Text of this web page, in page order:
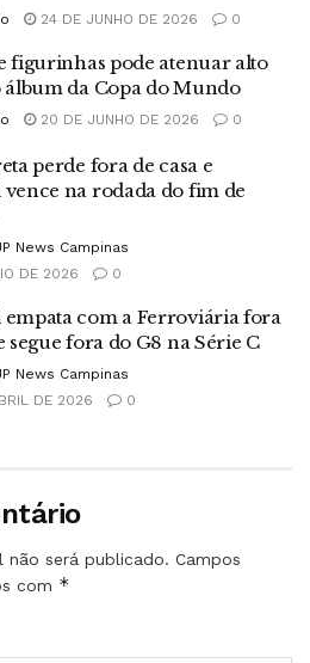
24 DE JUNHO DE 2026 0
figurinhas pode atenuar alto
álbum da Copa do Mundo
20 DE JUNHO DE 2026 0
perde fora de casa e
na rodada do fim de
News Campinas
DE 2026
0
com a Ferroviária fora
segue fora do G8 na Série C
News Campinas
DE 2026
0
não será publicado. Campos
com *